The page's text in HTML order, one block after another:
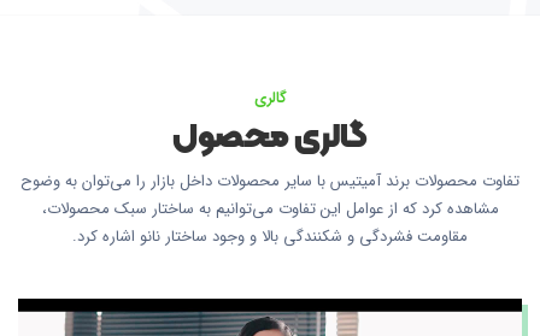
گالری
گالری محصول
تفاوت محصولات برند آمیتیس با سایر محصولات داخل بازار را می‌توان به وضوح
مشاهده کرد که از عوامل این تفاوت می‌توانیم به ساختار سبک محصولات،
مقاومت فشردگی و شکنندگی بالا و وجود ساختار نانو اشاره کرد.